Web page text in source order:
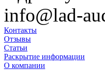
info@lad-
Контакты
Отзывы
Статьи
Раскрытие информации
О компании